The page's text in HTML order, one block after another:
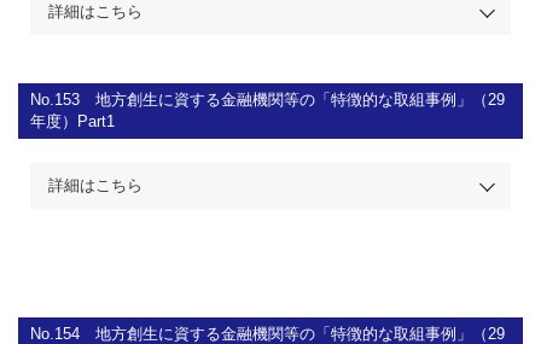
詳細はこちら
No.153 地方創生に資する金融機関等の「特徴的な取組事例」（29
年度）Part1
詳細はこちら
No.154 地方創生に資する金融機関等の「特徴的な取組事例」（29